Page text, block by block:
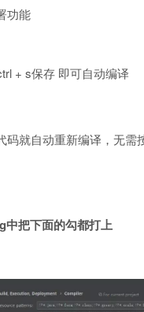
功能
+ s保存 即可自动编译
码就自动重新编译，无需
中把下面的勾都打上